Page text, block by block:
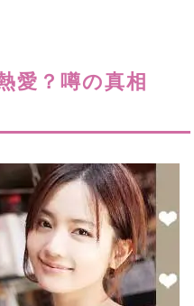
愛？噂の真相